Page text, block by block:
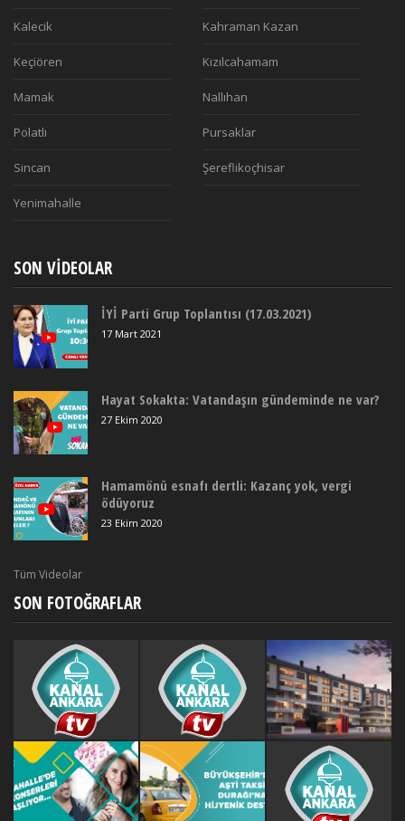
Kalecik Kahraman Kazan
Keçiören Kızılcahamam
Mamak Nallıhan
Polatlı Pursaklar
Sincan Şereflikoçhisar
Yenimahalle
SON VIDEOLAR
İYİ Parti Grup Toplantısı (17.03.2021)
17 Mart 2021
Hayat Sokakta: Vatandaşın gündeminde ne var?
27 Ekim 2020
Hamamönü esnafı dertli: Kazanç yok, vergi
ödüyoruz
23 Ekim 2020
Tüm Videolar
SON FOTOĞRAFLAR